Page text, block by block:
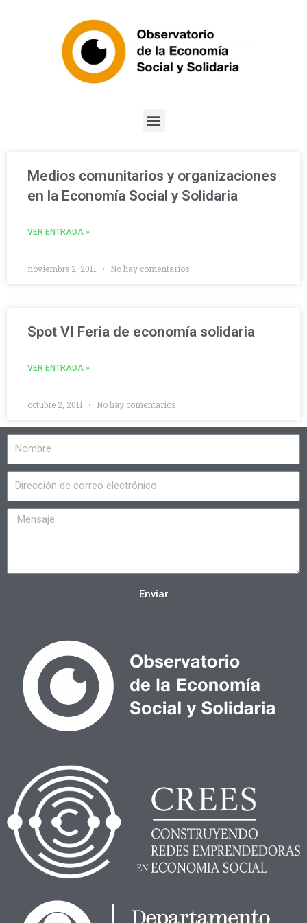
Medios comunitarios y organizaciones
en la Economía Social y Solidaria
VER ENTRADA »
noviembre 2, 2011 No hay comentarios
Spot VI Feria de economía solidaria
VER ENTRADA »
octubre 2, 2011 No hay comentarios
Enviar